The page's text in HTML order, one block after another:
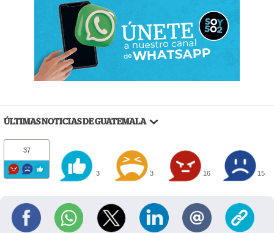
ÚLTIMAS NOTICIAS DE GUATEMALA
37
3 3 16 15